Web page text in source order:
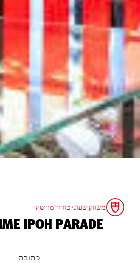
משווק שעוני טודור מורשה
IPOH PARADE‬
כתובת